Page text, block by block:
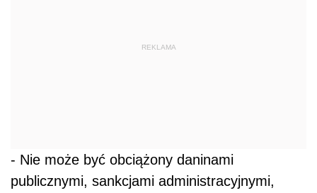
REKLAMA
- Nie może być obciążony daninami
publicznymi, sankcjami administracyjnymi,